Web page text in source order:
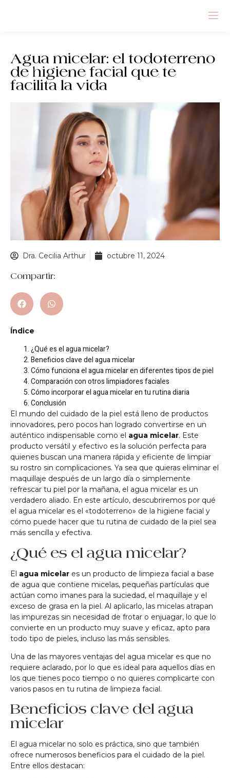
Agua micelar: el todoterreno
de higiene facial que te
facilita la vida
Dra. Cecilia Arthur octubre 11, 2024
Compartir:
Índice
¿Qué es el agua micelar?
Beneficios clave del agua micelar
Cómo funciona el agua micelar en diferentes tipos de piel
Comparación con otros limpiadores faciales
Cómo incorporar el agua micelar en tu rutina diaria
Conclusión
El mundo del cuidado de la piel está lleno de productos
innovadores, pero pocos han logrado convertirse en un
auténtico indispensable como el agua micelar. Este
producto versátil y efectivo es la solución perfecta para
quienes buscan una manera rápida y eficiente de limpiar
su rostro sin complicaciones. Ya sea que quieras eliminar el
maquillaje después de un largo día o simplemente
refrescar tu piel por la mañana, el agua micelar es un
verdadero aliado. En este artículo, descubriremos por qué
el agua micelar es el «todoterreno» de la higiene facial y
cómo puede hacer que tu rutina de cuidado de la piel sea
más sencilla y efectiva.
¿Qué es el agua micelar?
El agua micelar es un producto de limpieza facial a base
de agua que contiene micelas, pequeñas partículas que
actúan como imanes para la suciedad, el maquillaje y el
exceso de grasa en la piel. Al aplicarlo, las micelas atrapan
las impurezas sin necesidad de frotar o enjuagar, lo que lo
convierte en un producto muy suave y eficaz, apto para
todo tipo de pieles, incluso las más sensibles.
Una de las mayores ventajas del agua micelar es que no
requiere aclarado, por lo que es ideal para aquellos días en
los que tienes poco tiempo o no quieres complicarte con
varios pasos en tu rutina de limpieza facial.
Beneficios clave del agua
micelar
El agua micelar no solo es práctica, sino que también
ofrece numerosos beneficios para el cuidado de la piel.
Entre ellos destacan: